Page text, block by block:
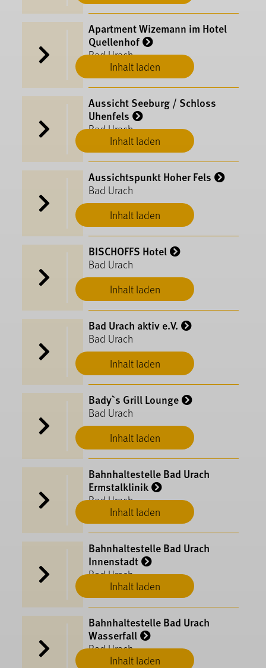
Inhalt laden
Apartment Wizemann im Hotel
Quellenhof
Bad Urach
Inhalt laden
Aussicht Seeburg / Schloss
Uhenfels
Bad Urach
Inhalt laden
Aussichtspunkt Hoher Fels
Bad Urach
Inhalt laden
BISCHOFFS Hotel
Bad Urach
Inhalt laden
Bad Urach aktiv e.V.
Bad Urach
Inhalt laden
Bady`s Grill Lounge
Bad Urach
Inhalt laden
Bahnhaltestelle Bad Urach
Ermstalklinik
Bad Urach
Inhalt laden
Bahnhaltestelle Bad Urach
Innenstadt
Bad Urach
Inhalt laden
Bahnhaltestelle Bad Urach
Wasserfall
Bad Urach